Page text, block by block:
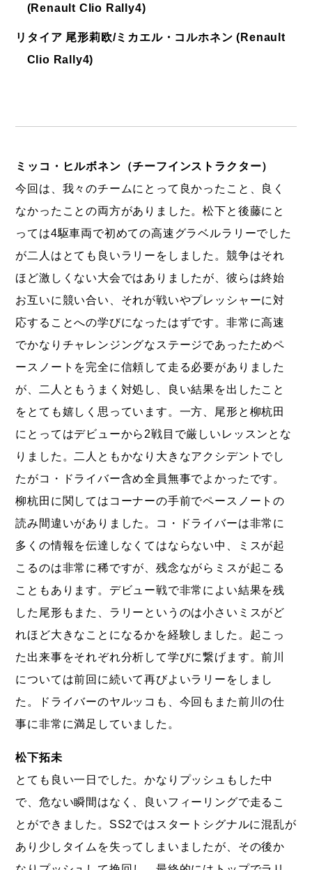
(Renault Clio Rally4)
リタイア 尾形莉欧/ミカエル・コルホネン (Renault
Clio Rally4)
ミッコ・ヒルボネン（チーフインストラクター）
今回は、我々のチームにとって良かったこと、良く
なかったことの両方がありました。松下と後藤にと
っては4駆車両で初めての高速グラベルラリーでした
が二人はとても良いラリーをしました。競争はそれ
ほど激しくない大会ではありましたが、彼らは終始
お互いに競い合い、それが戦いやプレッシャーに対
応することへの学びになったはずです。非常に高速
でかなりチャレンジングなステージであったためペ
ースノートを完全に信頼して走る必要がありました
が、二人ともうまく対処し、良い結果を出したこと
をとても嬉しく思っています。一方、尾形と柳杭田
にとってはデビューから2戦目で厳しいレッスンとな
りました。二人ともかなり大きなアクシデントでし
たがコ・ドライバー含め全員無事でよかったです。
柳杭田に関してはコーナーの手前でペースノートの
読み間違いがありました。コ・ドライバーは非常に
多くの情報を伝達しなくてはならない中、ミスが起
こるのは非常に稀ですが、残念ながらミスが起こる
こともあります。デビュー戦で非常によい結果を残
した尾形もまた、ラリーというのは小さいミスがど
れほど大きなことになるかを経験しました。起こっ
た出来事をそれぞれ分析して学びに繋げます。前川
については前回に続いて再びよいラリーをしまし
た。ドライバーのヤルッコも、今回もまた前川の仕
事に非常に満足していました。
松下拓未
とても良い一日でした。かなりプッシュもした中
で、危ない瞬間はなく、良いフィーリングで走るこ
とができました。SS2ではスタートシグナルに混乱が
あり少しタイムを失ってしまいましたが、その後か